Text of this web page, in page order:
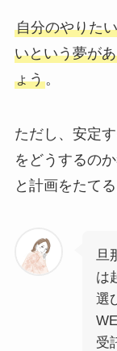
自分のやりた
いという夢が
ょう。
ただし、安定
をどうするの
と計画をたて
旦
は
選
受